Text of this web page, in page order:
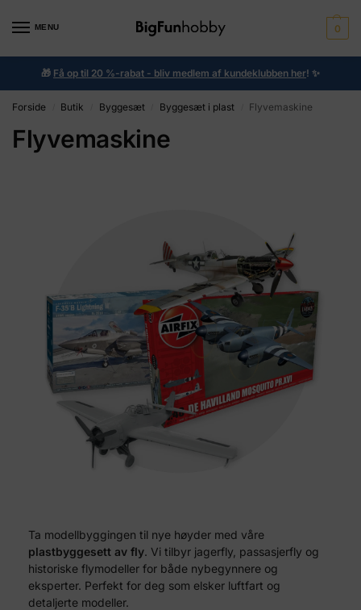
MENU 0
🎁 Få op til 20 %-rabat - bliv medlem af kundeklubben her! ✨
Forside Butik Byggesæt Byggesæt i plast Flyvemaskine
Flyvemaskine
Ta modellbyggingen til nye høyder med våre
plastbyggesett av fly. Vi tilbyr jagerfly, passasjerfly og
historiske flymodeller for både nybegynnere og
eksperter. Perfekt for deg som elsker luftfart og
detaljerte modeller.